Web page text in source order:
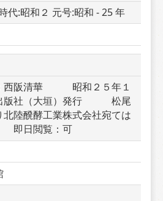
代:昭和２ 元号:昭和 - 25 年
阪清華　　　昭和２５年１
版社（大垣）発行　　　松尾
陸醗酵工業株式会社宛ては
　即日閲覧：可